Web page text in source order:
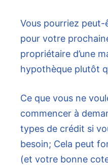
Vous pourriez
pour votre
propriétaire d’une
hypothèque plutôt
Ce que vous ne
commencer à
types de crédit si
besoin; Cela peut
(et votre bonne